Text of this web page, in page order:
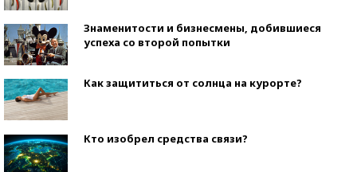
Знаменитости и бизнесмены, добившиеся
успеха со второй попытки
Как защититься от солнца на курорте?
Кто изобрел средства связи?